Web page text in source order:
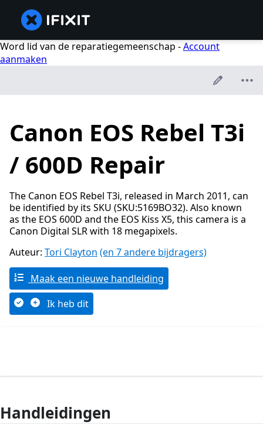
Word lid van de reparatiegemeenschap -Account
aanmaken
Canon EOS Rebel T3i
/ 600D Repair
The Canon EOS Rebel T3i, released in March 2011, can
be identified by its SKU (SKU:5169BO32). Also known
as the EOS 600D and the EOS Kiss X5, this camera is a
Canon Digital SLR with 18 megapixels.
Auteur: Tori Clayton (en 7 andere bijdragers)
Maak een nieuwe handleiding
Ik heb dit
Handleidingen